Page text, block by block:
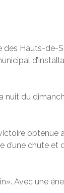
des Hauts-de-
nuit du
obtenue
d’une chute et
Avec une